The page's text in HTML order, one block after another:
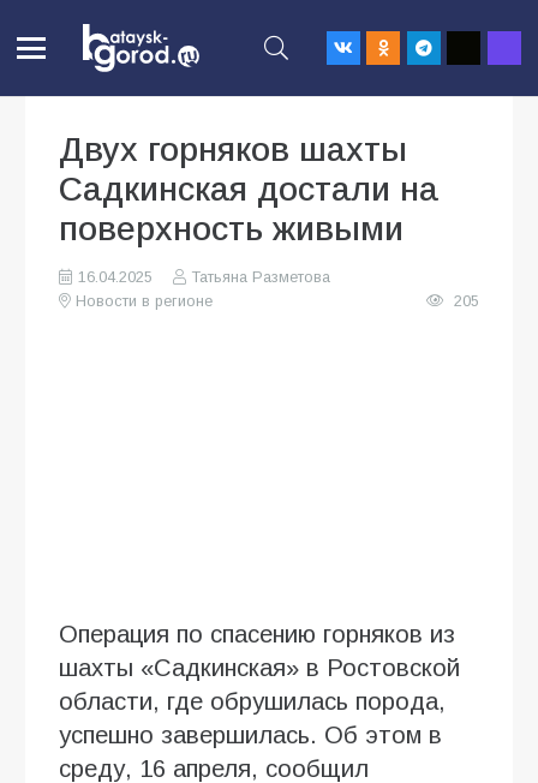
Двух горняков шахты
Садкинская достали на
поверхность живыми
16.04.2025
Татьяна Разметова
Новости в регионе
205
Операция по спасению горняков из
шахты «Садкинская» в Ростовской
области, где обрушилась порода,
успешно завершилась. Об этом в
среду, 16 апреля, сообщил